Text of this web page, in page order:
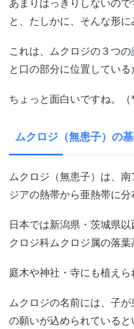
あまりはっきりしないの
と、たしかに、そんな形に
これは、ムクロジの３つの
と口の部分に位置している
ちょっと面白いですね。
ムクロジ（無患子）の
ムクロジ（無患子）は、
ジアの熱帯から亜熱帯に分
日本では新潟県・茨城県
クロジ科ムクロジ属の落葉
庭木や神社・寺にも植えら
ムクロジの名前には、子
の願いが込められていると